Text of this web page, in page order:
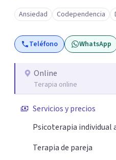
pasando. No dudes en comunicarte a fin de comenzar a
resolver la situación que está
Ansiedad Codependencia
Teléfono WhatsApp
Online
Terapia online
Servicios y precios
Psicoterapia individual
Terapia de pareja